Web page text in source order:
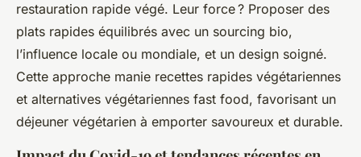
restauration rapide végé. Leur force ? Proposer des
plats rapides équilibrés avec un sourcing bio,
l’influence locale ou mondiale, et un design soigné.
Cette approche manie recettes rapides végétariennes
et alternatives végétariennes fast food, favorisant un
déjeuner végétarien à emporter savoureux et durable.